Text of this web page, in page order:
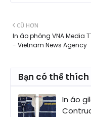
CŨ HƠN
In áo phông VNA Media
- Vietnam News Agency
Bạn có thể
In áo